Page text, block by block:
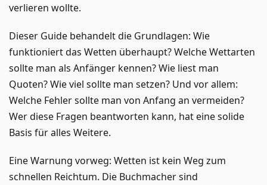
verlieren wollte.
Dieser Guide behandelt die Grundlagen: Wie
funktioniert das Wetten überhaupt? Welche Wettarten
sollte man als Anfänger kennen? Wie liest man
Quoten? Wie viel sollte man setzen? Und vor allem:
Welche Fehler sollte man von Anfang an vermeiden?
Wer diese Fragen beantworten kann, hat eine solide
Basis für alles Weitere.
Eine Warnung vorweg: Wetten ist kein Weg zum
schnellen Reichtum. Die Buchmacher sind